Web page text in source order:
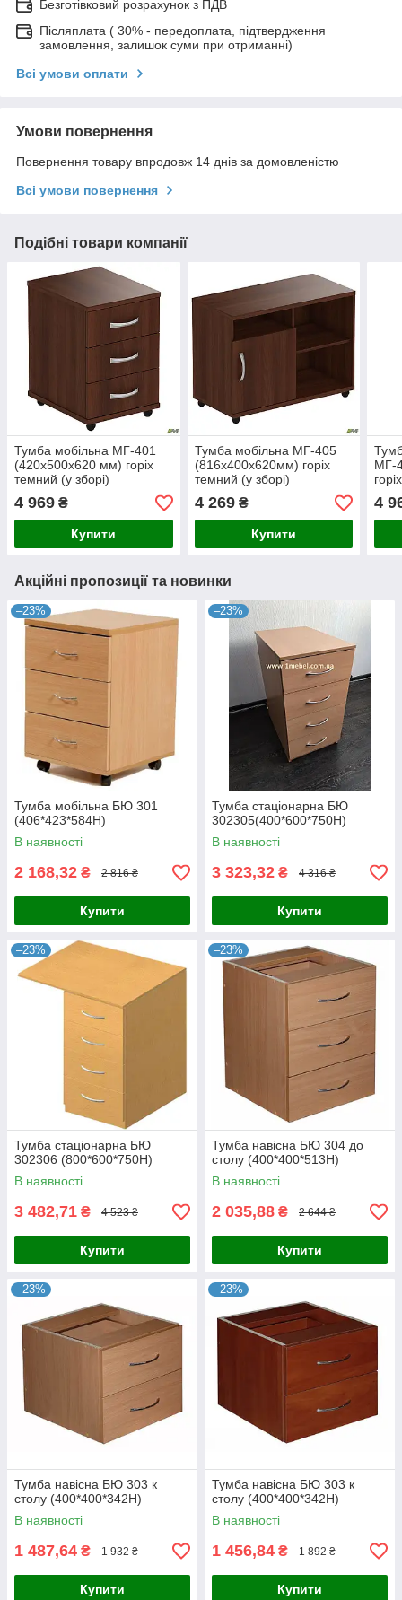
Безготівковий розрахунок з ПДВ
Післяплата ( 30% - передоплата, підтвердження
замовлення, залишок суми при отриманні)
Всі умови оплати
Умови повернення
Повернення товару впродовж 14 днів за домовленістю
Всі умови повернення
Подібні товари компанії
Тумба мобільна МГ-401
(420х500х620 мм) горіх
темний (у зборі)
4 969 ₴
Купити
Тумба мобільна МГ-405
(816х400х620мм) горіх
темний (у зборі)
4 269₴
Купити
МГ-
4
Акційні пропозиції та новинки
–23%
Тумба мобільна БЮ 301
(406*423*584Н)
В наявності
2 168,32 ₴ 2 816 ₴
Купити
–23%
Тумба стаціонарна БЮ
302305(400*600*750Н)
В наявності
3 323,32 ₴ 4 316 ₴
Купити
–23%
Тумба стаціонарна БЮ
302306 (800*600*750Н)
В наявності
3 482,71 ₴ 4 523 ₴
Купити
–23%
Тумба навісна БЮ 304 до
столу (400*400*513Н)
В наявності
2 035,88 ₴ 2 644 ₴
Купити
–23%
Тумба навісна БЮ 303 к
столу (400*400*342Н)
В наявності
1 487,64 ₴ 1 932 ₴
Купити
–23%
Тумба навісна БЮ 303 к
столу (400*400*342Н)
В наявності
1 456,84 ₴ 1 892 ₴
Купити